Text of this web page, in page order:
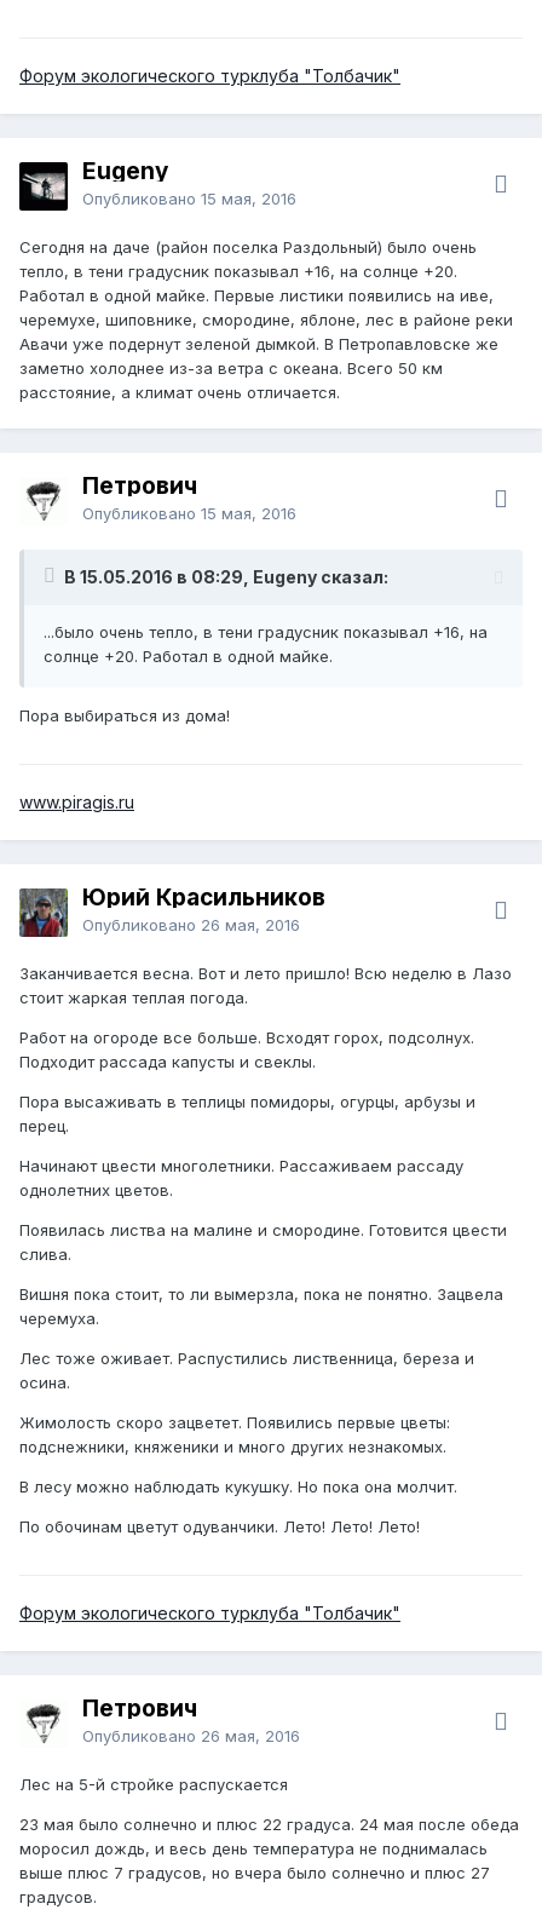
Форум экологического турклуба "Толбачик"
Eugeny
Опубликовано 15 мая, 2016
Сегодня на даче (район поселка Раздольный) было очень
тепло, в тени градусник показывал +16, на солнце +20.
Работал в одной майке. Первые листики появились на иве,
черемухе, шиповнике, смородине, яблоне, лес в районе реки
Авачи уже подернут зеленой дымкой. В Петропавловске же
заметно холоднее из-за ветра с океана. Всего 50 км
расстояние, а климат очень отличается.
Петрович
Опубликовано 15 мая, 2016
В 15.05.2016 в 08:29, Eugeny сказал:
...было очень тепло, в тени градусник показывал +16, на
солнце +20. Работал в одной майке.
Пора выбираться из дома!
www.piragis.ru
Юрий Красильников
Опубликовано 26 мая, 2016
Заканчивается весна. Вот и лето пришло! Всю неделю в Лазо
стоит жаркая теплая погода.
Работ на огороде все больше. Всходят горох, подсолнух.
Подходит рассада капусты и свеклы.
Пора высаживать в теплицы помидоры, огурцы, арбузы и
перец.
Начинают цвести многолетники. Рассаживаем рассаду
однолетних цветов.
Появилась листва на малине и смородине. Готовится цвести
слива.
Вишня пока стоит, то ли вымерзла, пока не понятно. Зацвела
черемуха.
Лес тоже оживает. Распустились лиственница, береза и
осина.
Жимолость скоро зацветет. Появились первые цветы:
подснежники, княженики и много других незнакомых.
В лесу можно наблюдать кукушку. Но пока она молчит.
По обочинам цветут одуванчики. Лето! Лето! Лето!
Форум экологического турклуба "Толбачик"
Петрович
Опубликовано 26 мая, 2016
Лес на 5-й стройке распускается
23 мая было солнечно и плюс 22 градуса. 24 мая после обеда
моросил дождь, и весь день температура не поднималась
выше плюс 7 градусов, но вчера было солнечно и плюс 27
градусов.